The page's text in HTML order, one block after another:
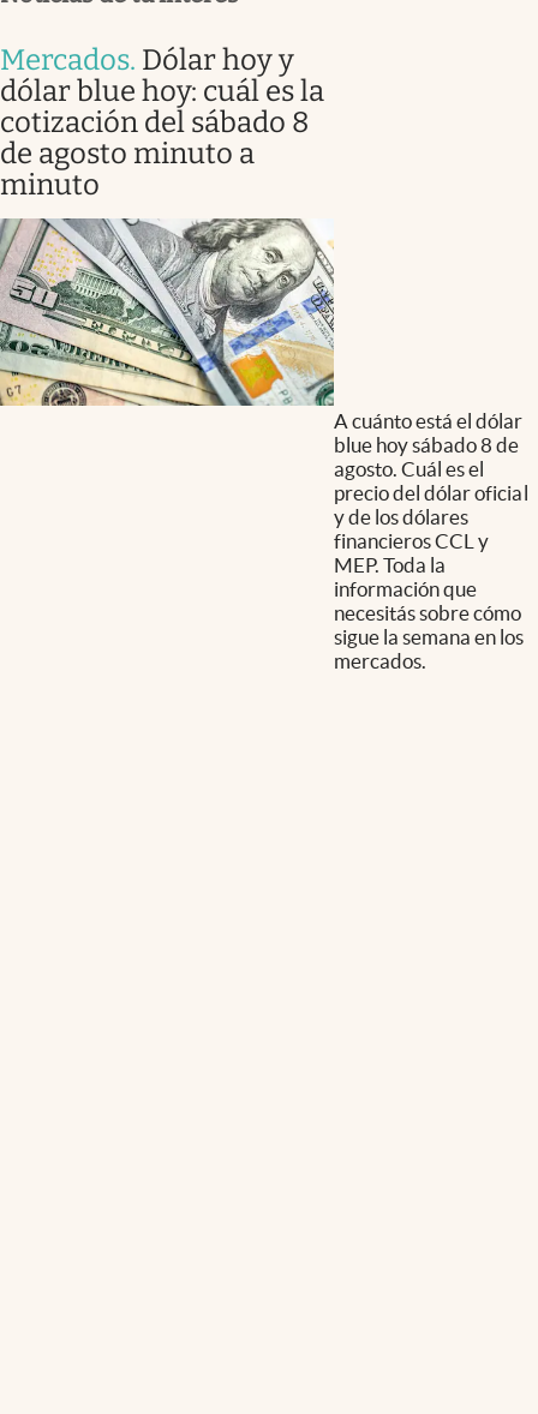
Mercados. Dólar hoy y
dólar blue hoy: cuál es la
cotización del sábado 8
de agosto minuto a
minuto
A cuánto está el dólar
blue hoy sábado 8 de
agosto. Cuál es el
precio del dólar oficial
y de los dólares
financieros CCL y
MEP. Toda la
información que
necesitás sobre cómo
sigue la semana en los
mercados.